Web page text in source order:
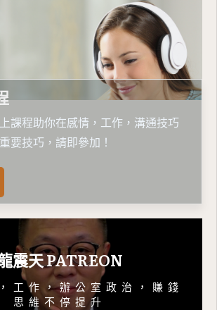
課程助你在感情，工作，溝通技巧
要技巧，請即參加！
震天 PATREON
工作，辦公室政治，賺錢
思維不停提升